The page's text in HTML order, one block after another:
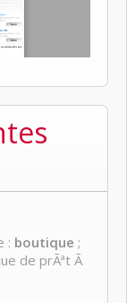
: boutique ;
de prÃªt Ã